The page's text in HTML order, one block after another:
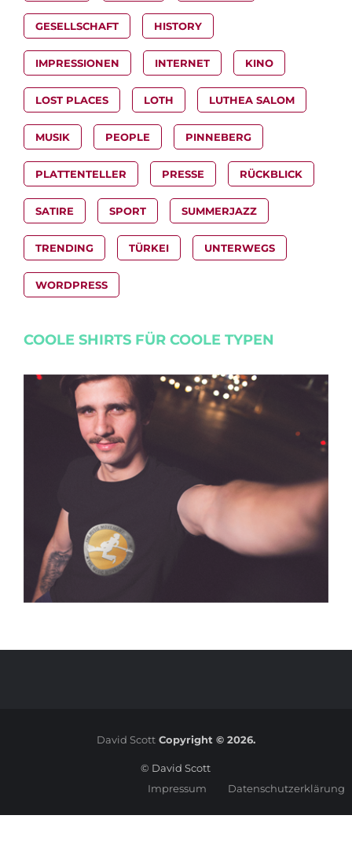
GESELLSCHAFT HISTORY
IMPRESSIONEN INTERNET KINO
LOST PLACES LOTH LUTHEA SALOM
MUSIK PEOPLE PINNEBERG
PLATTENTELLER PRESSE RÜCKBLICK
SATIRE SPORT SUMMERJAZZ
TRENDING TÜRKEI UNTERWEGS
WORDPRESS
COOLE SHIRTS FÜR COOLE TYPEN
David ScottCopyright © 2026.
© David Scott
Impressum
Datenschutzerklärung